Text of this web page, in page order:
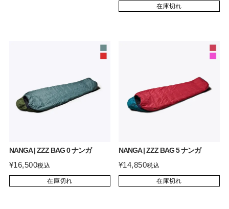
在庫切れ
NANGA | ZZZ BAG 0 ナンガ
¥16,500税込
在庫切れ
NANGA | ZZZ BAG 5 ナンガ
¥14,850税込
在庫切れ